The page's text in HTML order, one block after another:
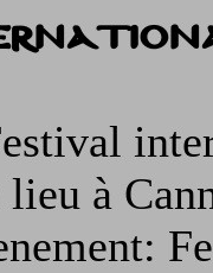
à